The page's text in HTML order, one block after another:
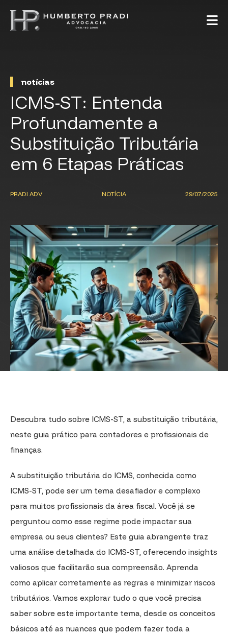
notícias
ICMS-ST: Entenda
Profundamente a
Substituição Tributária
em 6 Etapas Práticas
PRADI ADV NOTÍCIA 29/07/2025
Descubra tudo sobre ICMS-ST, a substituição tributária,
neste guia prático para contadores e profissionais de
finanças.
A substituição tributária do ICMS, conhecida como
ICMS-ST, pode ser um tema desafiador e complexo
para muitos profissionais da área fiscal. Você já se
perguntou como esse regime pode impactar sua
empresa ou seus clientes? Este guia abrangente traz
uma análise detalhada do ICMS-ST, oferecendo insights
valiosos que facilitarão sua compreensão. Aprenda
como aplicar corretamente as regras e minimizar riscos
tributários. Vamos explorar tudo o que você precisa
saber sobre este importante tema, desde os conceitos
básicos até as nuances que podem fazer toda a